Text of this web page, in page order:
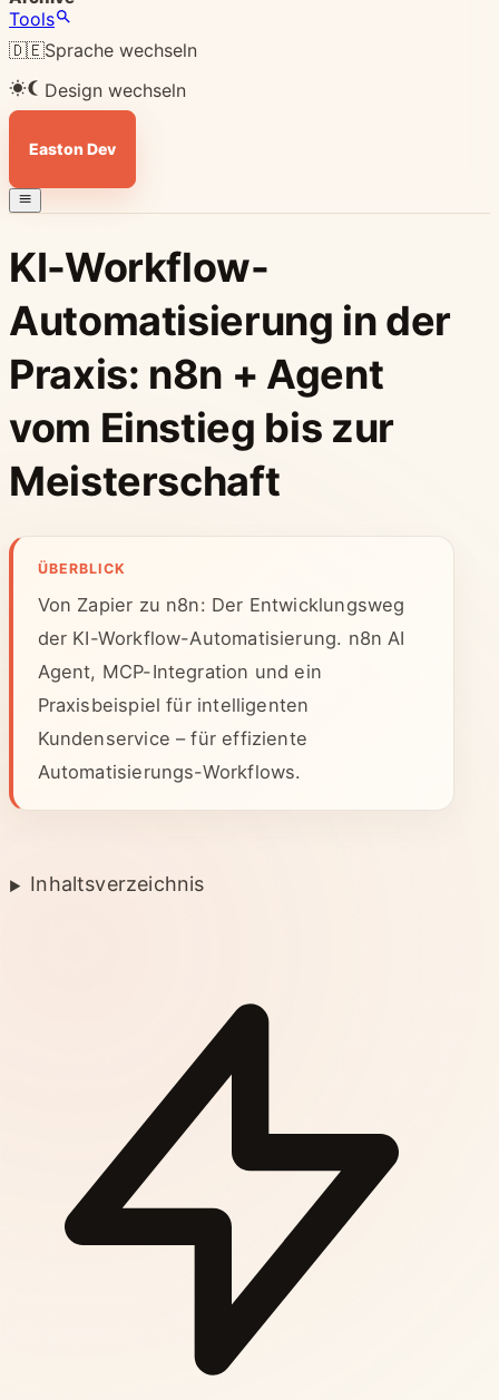
Tools
🇩🇪Sprache wechseln
Design wechseln
Easton Dev
KI-Workflow-
Automatisierung in der
Praxis: n8n + Agent
vom Einstieg bis zur
Meisterschaft
ÜBERBLICK
Von Zapier zu n8n: Der Entwicklungsweg
der KI-Workflow-Automatisierung. n8n AI
Agent, MCP-Integration und ein
Praxisbeispiel für intelligenten
Kundenservice – für effiziente
Automatisierungs-Workflows.
Inhaltsverzeichnis